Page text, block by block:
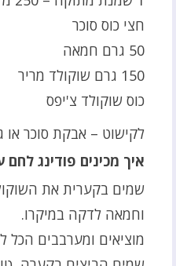
חצי כוס סוכר
50 גרם חמאה
150 גרם שוקולד מריר
כוס שוקולד צ'יפס
לקישוט – אבקת סוכר או
איך מכינים פודינג
שמים בקערית את
וחמאה לדקה במיקרו.
מוציאים ומערבבים